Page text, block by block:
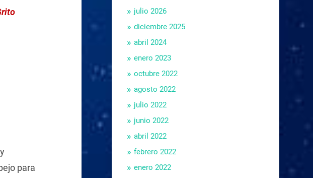
para
julio 2026
diciembre 2025
abril 2024
enero 2023
octubre 2022
agosto 2022
julio 2022
junio 2022
abril 2022
febrero 2022
enero 2022